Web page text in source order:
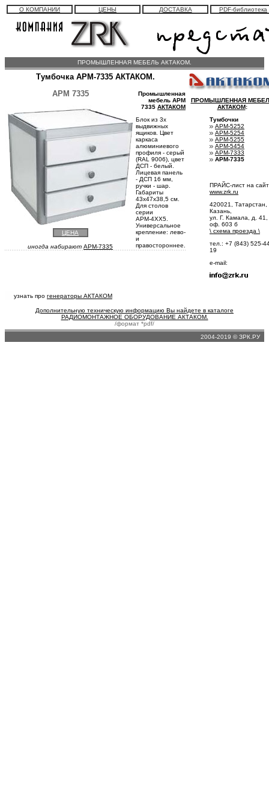
О КОМПАНИИ ЦЕНЫ ДОСТАВКА PDF-библиотека
ПРОМЫШЛЕННАЯ МЕБЕЛЬ АКТАКОМ.
Тумбочка АРМ-7335 АКТАКОМ.
АРМ 7335
Промышленная
мебель АРМ
7335 АКТАКОМ
Блок из 3х
выдвижных
ящиков. Цвет
каркаса
алюминиевого
профиля - серый
(RAL 9006), цвет
ДСП - белый.
Лицевая панель
- ДСП 16 мм,
ручки - шар.
Габариты
43х47х38,5 см.
Для столов
серии
АРМ-4ХХ5.
Универсальное
крепление: лево-
и
правостороннее.
ЦЕНА
иногда набирают APM-7335
ПРОМЫШЛЕННАЯ
АКТАКОМ:
Тумбочки
АРМ-5252
АРМ-5254
АРМ-5255
АРМ-5454
АРМ-7333
АРМ-7335
ПРАЙС-лист на
www.zrk.ru
420021, Татарстан,
Казань,
ул. Г. Камала, д. 41,
оф. 603 б
\ схема проезда \
тел.: +7 (843) 525-
19
e-mail:
узнать про генераторы АКТАКОМ
Дополнительную техническую информацию Вы найдете в каталоге
РАДИОМОНТАЖНОЕ ОБОРУДОВАНИЕ АКТАКОМ.
/формат *pdf/
2004-2019 © ЗРК.РУ